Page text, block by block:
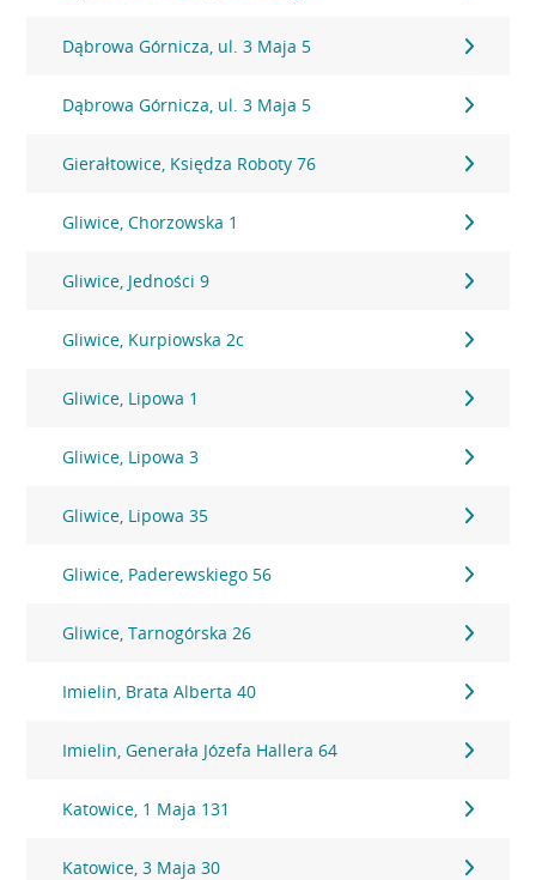
Dąbrowa Górnicza, ul. 3 Maja 5
Dąbrowa Górnicza, ul. 3 Maja 5
Gierałtowice, Księdza Roboty 76
Gliwice, Chorzowska 1
Gliwice, Jedności 9
Gliwice, Kurpiowska 2c
Gliwice, Lipowa 1
Gliwice, Lipowa 3
Gliwice, Lipowa 35
Gliwice, Paderewskiego 56
Gliwice, Tarnogórska 26
Imielin, Brata Alberta 40
Imielin, Generała Józefa Hallera 64
Katowice, 1 Maja 131
Katowice, 3 Maja 30